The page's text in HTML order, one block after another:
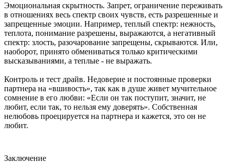
Эмоциональная скрытность. Запрет, ограничение переживать
в отношениях весь спектр своих чувств, есть разрешенные и
запрещенные эмоции. Например, теплый спектр: нежность,
теплота, понимание разрешены, выражаются, а негативный
спектр: злость, разочарование запрещены, скрываются. Или,
наоборот, принято обмениваться только критическими
высказываниями, а теплые - не выражать.
Контроль и тест драйв. Недоверие и постоянные проверки
партнера на «вшивость», так как в душе живет мучительное
сомнение в его любви: «Если он так поступит, значит, не
любит, если так, то нельзя ему доверять». Собственная
нелюбовь проецируется на партнера и кажется, это он не
любит.
Заключение